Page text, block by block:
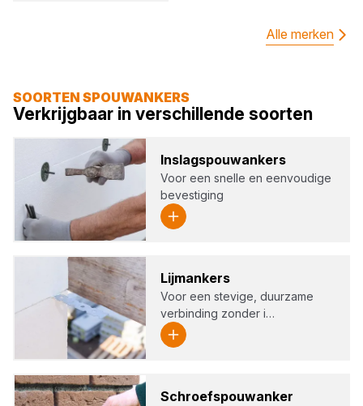
Alle merken
SOORTEN SPOUWANKERS
Verkrijgbaar in verschillende soorten
Inslagspouw­an­kers
Voor een snelle en eenvoudige
bevestiging
Lijm­an­kers
Voor een stevige, duurzame
verbinding zonder i…
Schroefspouw­an­ker